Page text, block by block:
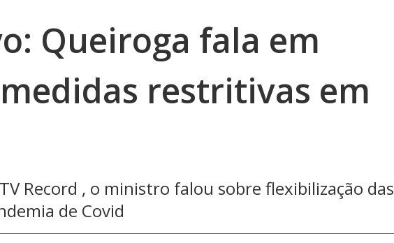
Queiroga fala em
restritivas em
Record , o ministro falou sobre flexibilização das
de Covid